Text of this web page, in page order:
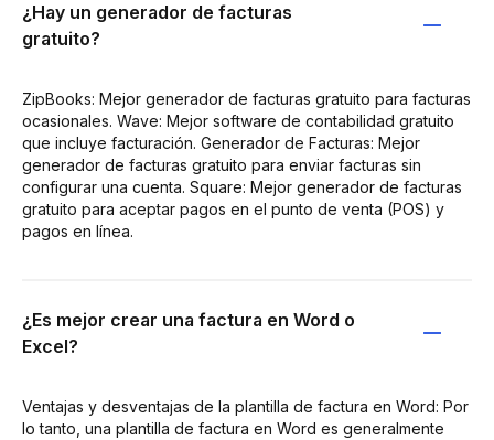
¿Hay un generador de facturas
gratuito?
ZipBooks: Mejor generador de facturas gratuito para facturas
ocasionales. Wave: Mejor software de contabilidad gratuito
que incluye facturación. Generador de Facturas: Mejor
generador de facturas gratuito para enviar facturas sin
configurar una cuenta. Square: Mejor generador de facturas
gratuito para aceptar pagos en el punto de venta (POS) y
pagos en línea.
¿Es mejor crear una factura en Word o
Excel?
Ventajas y desventajas de la plantilla de factura en Word: Por
lo tanto, una plantilla de factura en Word es generalmente